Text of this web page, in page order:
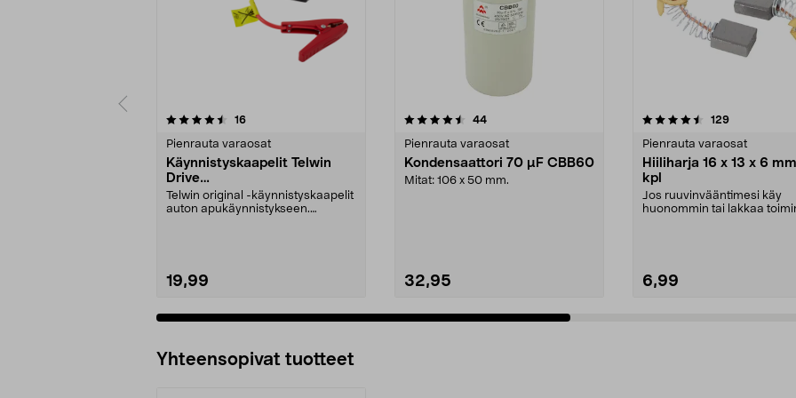
16arvostelut
Pienrauta varaosat
Käynnistyskaapelit Telwin
Drive
Mini/9000/13000/1250/150
0/1750, EC5
Telwin original -käynnistyskaapelit
auton apukäynnistykseen.
19,99
4.5 viidestä
44arvostelut
Pienrauta varaosat
Kondensaattori 70 µF CBB60
Mitat: 106 x 50 mm.
32,95
4.5 viidestä
129arvostelut
Pienrauta varaosat
Hiiliharja 16 x 13 x 6
kpl
Jos ruuvinvääntimesi käy
huonommin tai lakkaa
6,99
4.0 viidestä
Yhteensopivat tuotteet